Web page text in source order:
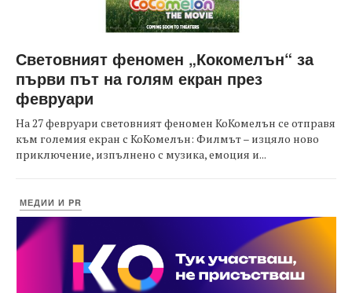
Световният феномен „Кокомелън“ за
първи път на голям екран през
февруари
На 27 февруари световният феномен КоКомелън се отправя
към големия екран с КоКомелън: Филмът – изцяло ново
приключение, изпълнено с музика, емоция и...
МЕДИИ И PR